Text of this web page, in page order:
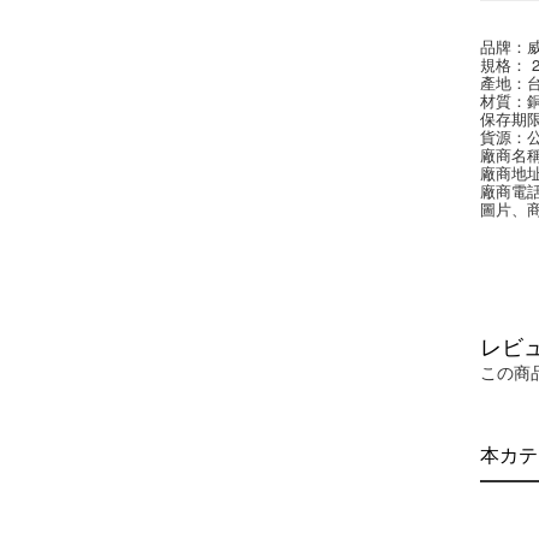
品牌：
規格：
產地：
材質：
保存期
貨源：
廠商名
廠商地
廠商電
圖片、
レビ
この商
本カ